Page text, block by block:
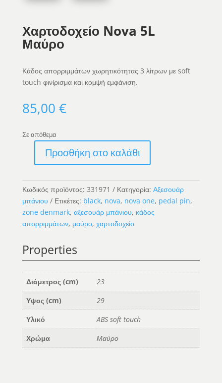
Χαρτοδοχείο Nova 5L
Μαύρο
Κάδος απορριμμάτων χωρητικότητας 3 λίτρων με soft
touch φινίρισμα και κομψή εμφάνιση.
85,00 €
Σε απόθεμα
Χαρτοδοχείο
5L
Μαύρο
ποσότητα
Προσθήκη στο καλάθι
Κωδικός προϊόντος: 331971 Κατηγορία: Αξεσουάρ
μπάνιου
Ετικέτες: black, nova, nova one, pedal pin,
zone denmark, αξεσουάρ μπάνιου, κάδος
απορριμμάτων, μαύρο, χαρτοδοχείο
Properties
Διάμετρος (cm)
23
Υψος (cm)
29
Υλικό
ABS soft touch
Χρώμα
Μαύρο